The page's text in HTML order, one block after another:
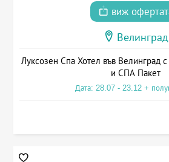
виж
Велинград
Луксозен Спа Хотел във Велинград
и СПА Пакет
Дата: 28.07 - 23.12 +